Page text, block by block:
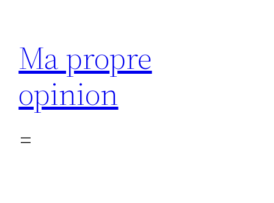
contenu
Ma propre
opinion